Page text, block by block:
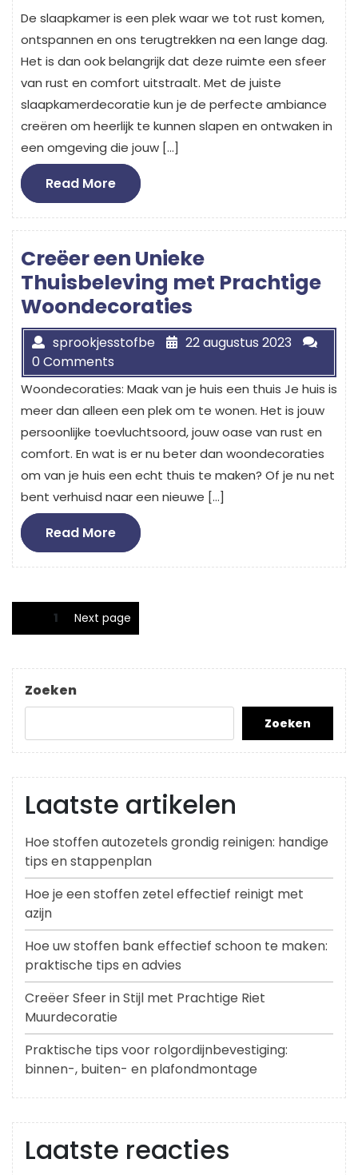
De slaapkamer is een plek waar we tot rust komen,
ontspannen en ons terugtrekken na een lange dag.
Het is dan ook belangrijk dat deze ruimte een sfeer
van rust en comfort uitstraalt. Met de juiste
slaapkamerdecoratie kun je de perfecte ambiance
creëren om heerlijk te kunnen slapen en ontwaken in
een omgeving die jouw […]
Read MoreRead
More
Creëer een Unieke
Thuisbeleving met Prachtige
Woondecoraties
sprookjesstofbe
22 augustus 2023
0 Comments
Woondecoraties: Maak van je huis een thuis Je huis is
meer dan alleen een plek om te wonen. Het is jouw
persoonlijke toevluchtsoord, jouw oase van rust en
comfort. En wat is er nu beter dan woondecoraties
om van je huis een echt thuis te maken? Of je nu net
bent verhuisd naar een nieuwe […]
Read MoreRead
More
Berichten
paginering
1 Next page
Zoeken
Zoeken
Laatste artikelen
Hoe stoffen autozetels grondig reinigen: handige
tips en stappenplan
Hoe je een stoffen zetel effectief reinigt met
azijn
Hoe uw stoffen bank effectief schoon te maken:
praktische tips en advies
Creëer Sfeer in Stijl met Prachtige Riet
Muurdecoratie
Praktische tips voor rolgordijnbevestiging:
binnen-, buiten- en plafondmontage
Laatste reacties